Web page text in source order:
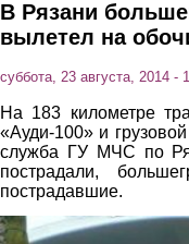
В Рязани
вылетел на
суббота, 23 августа, 2014 -
На 183 километре
«Ауди-100» и
служба ГУ МЧС по
пострадали,
пострадавшие.
dtp2.jpg